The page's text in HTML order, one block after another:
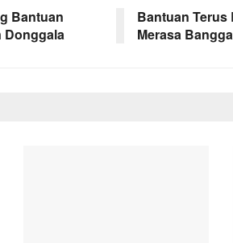
Bantuan
Donggala
Bantuan Terus
Merasa